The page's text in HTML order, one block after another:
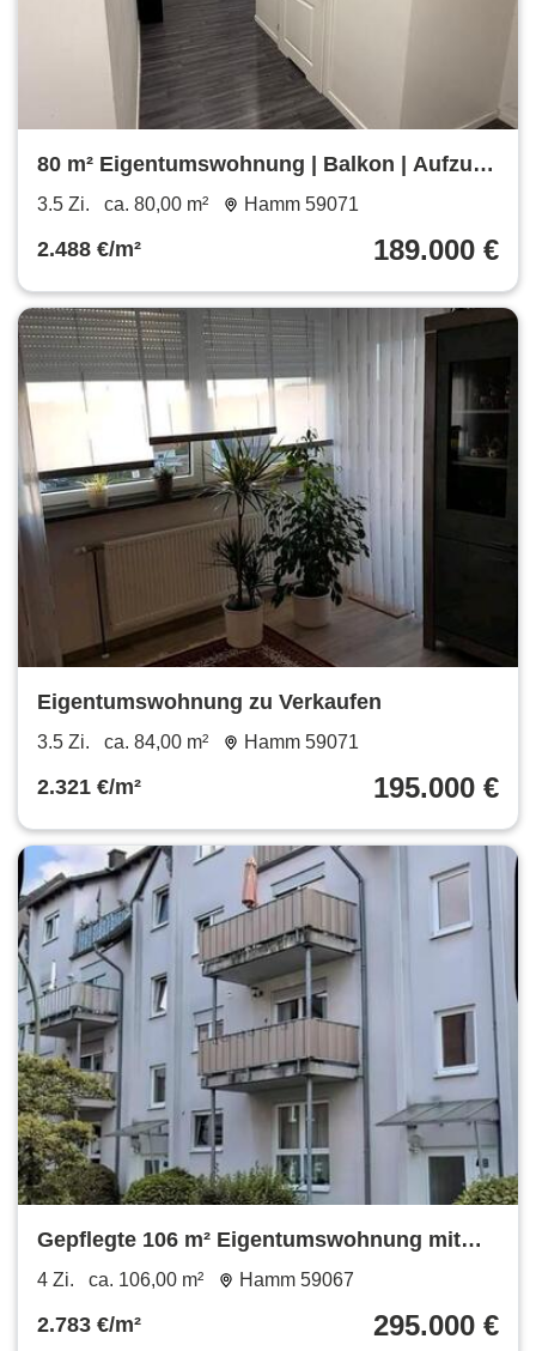
80 m² Eigentumswohnung | Balkon | Aufzug |
Provisionsfrei
3.5 Zi. ca. 80,00 m² Hamm 59071
2.488 €/m² 189.000 €
Eigentumswohnung zu Verkaufen
3.5 Zi. ca. 84,00 m² Hamm 59071
2.321 €/m² 195.000 €
Gepflegte 106 m² Eigentumswohnung mit
Balkon – Hamm 59067
4 Zi. ca. 106,00 m² Hamm 59067
2.783 €/m² 295.000 €